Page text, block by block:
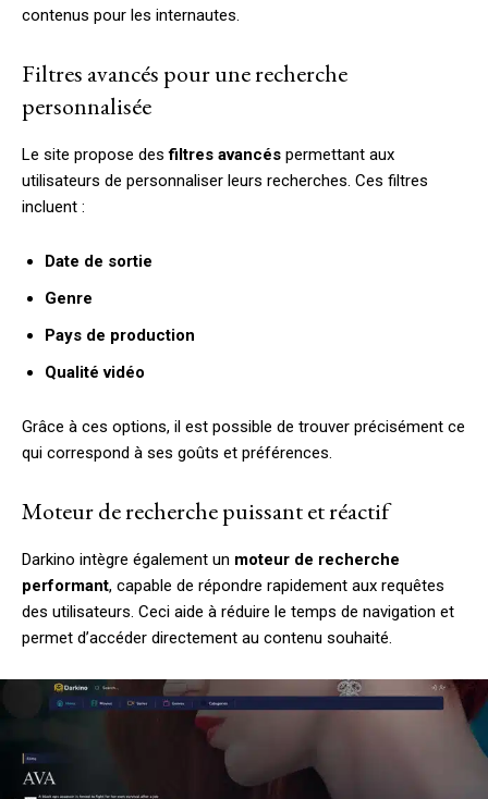
contenus pour les internautes.
Filtres avancés pour une recherche
personnalisée
Le site propose desfiltres avancés permettant aux
utilisateurs de personnaliser leurs recherches. Ces filtres
incluent :
Date de sortie
Genre
Pays de production
Qualité vidéo
Grâce à ces options, il est possible de trouver précisément ce
qui correspond à ses goûts et préférences.
Moteur de recherche puissant et réactif
Darkino intègre également un moteur de recherche
performant, capable de répondre rapidement aux requêtes
des utilisateurs. Ceci aide à réduire le temps de navigation et
permet d’accéder directement au contenu souhaité.